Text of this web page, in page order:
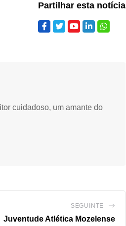
Partilhar esta notícia
cuidadoso, um amante do
SEGUINTE
Juventude Atlética Mozelense